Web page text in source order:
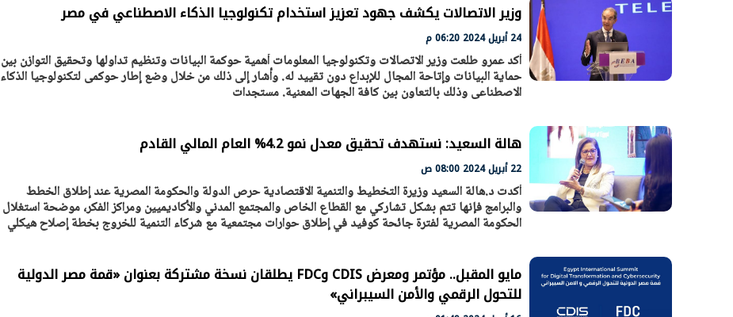
وزير الاتصالات يكشف جهود تعزيز استخدام تكنولوجيا الذكاء الاصطناعي في مصر
24 أبريل 2024 06:20 م
أكد عمرو طلعت وزير الاتصالات وتكنولوجيا المعلومات أهمية حوكمة البيانات وتنظيم تداولها وتحقيق التوازن بين
حماية البيانات وإتاحة المجال للإبداع دون تقييد له. وأشار إلى ذلك من خلال وضع إطار حوكمى لتكنولوجيا الذكاء
الاصطناعى وذلك بالتعاون بين كافة الجهات المعنية. مستجدات
هالة السعيد: نستهدف تحقيق معدل نمو 4.2% العام المالي القادم
22 أبريل 2024 08:00 ص
أكدت د.هالة السعيد وزيرة التخطيط والتنمية الاقتصادية حرص الدولة والحكومة المصرية عند إطلاق الخطط
والبرامج فإنها تتم بشكل تشاركي مع القطاع الخاص والمجتمع المدني والأكاديميين ومراكز الفكر، موضحة استغلال
الحكومة المصرية لفترة جائحة كوفيد في إطلاق حوارات مجتمعية مع شركاء التنمية للخروج بخطة إصلاح هيكلي
مايو المقبل.. مؤتمر ومعرض CDIS وFDC يطلقان نسخة مشتركة بعنوان «قمة مصر الدولية
للتحول الرقمي والأمن السيبراني»
الرئيس السيسي: تداعيات خطيرة على
الاقتصاد العالمي وأسعار الوقود حال
استمرار الأزمة في الشرق الأوسط
رئيس الوزراء يتابع الإجراءات الخاصة
بتنفيذ التوجيهات الرئاسية بطرح وحدات
سكنية بالإيجار للمواطنين
30 مارس 2026 04:40 م
واسع.. والبترول: مصر تعزز مكانتها
بوصفها مركزًا إقليميًّا للطاقة
30 مارس 2026 03:59 م